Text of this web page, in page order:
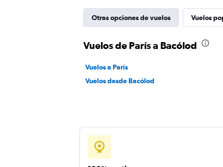
Otras opciones de vuelos Vuelos
Vuelos de París a Bacólod
Vuelos a París
Vuelos desde Bacólod